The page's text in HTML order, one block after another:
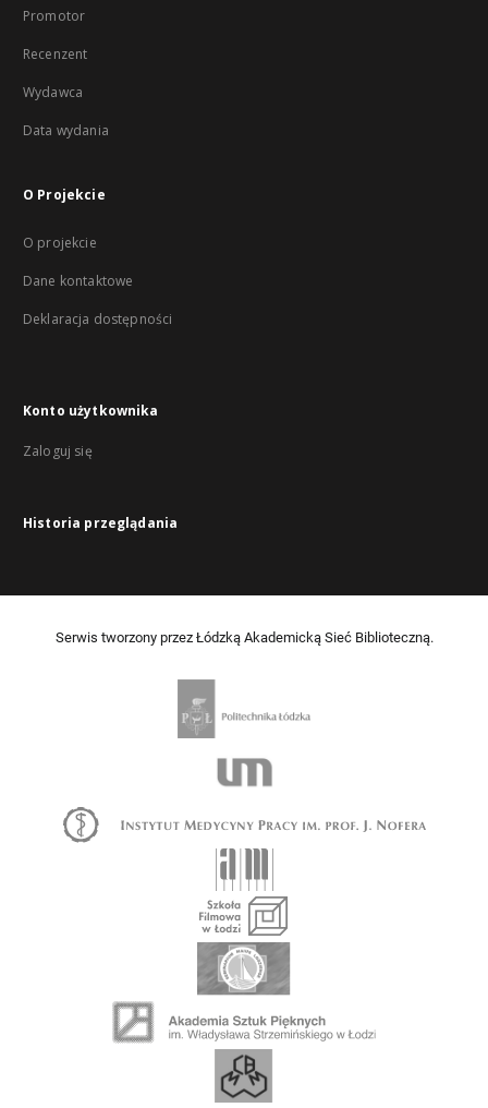
Promotor
Recenzent
Wydawca
Data wydania
O Projekcie
O projekcie
Dane kontaktowe
Deklaracja dostępności
Konto użytkownika
Zaloguj się
Historia przeglądania
Serwis tworzony przez Łódzką Akademicką Sieć Biblioteczną.